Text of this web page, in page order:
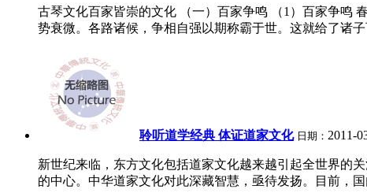
古琴文化百家皆崇的文化 （一）百家争鸣 （1）百家争鸣
势衰微。各路诸候，争相自强以期称霸于世。这就给了诸
聆听道学经典 体证道家文化 日期： 2011-
新世纪来临，东方文化包括道家文化越来越引起全世界的
的中心。中华道家文化对此深藏智慧，亟待发扬。目前，